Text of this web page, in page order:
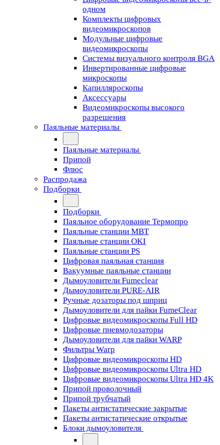
одном
Комплекты цифровых
видеомикроскопов
Модульные цифровые
видеомикроскопы
Cистемы визуального контроля BGA
Инвертированные цифровые
микроскопы
Капилляроскопы
Аксессуары
Видеомикроскопы высокого
разрешения
Паяльные материалы
Паяльные материалы
Припой
Флюс
Распродажа
Подборки
Подборки
Паяльное оборудование Термопро
Паяльные станции MBT
Паяльные станции OKI
Паяльные станции PS
Цифровая паяльная станция
Вакуумные паяльные станции
Дымоуловители Fumeclear
Дымоуловители PURE-AIR
Ручные дозаторы под шприц
Дымоуловители для пайки FumeClear
Цифровые видеомикроскопы Full HD
Цифровые пневмодозаторы
Дымоуловители для пайки WARP
Фильтры Warp
Цифровые видеомикроскопы HD
Цифровые видеомикроскопы Ultra HD
Цифровые видеомикроскопы Ultra HD 4K
Припой проволочный
Припой трубчатый
Пакеты антистатические закрытые
Пакеты антистатические открытые
Блоки дымоуловителя